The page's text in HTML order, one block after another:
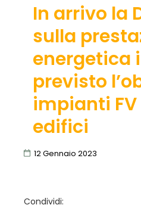
In arrivo la
sulla
energetica
previsto
impianti
edifici
12 Gennaio 2023
Condividi: